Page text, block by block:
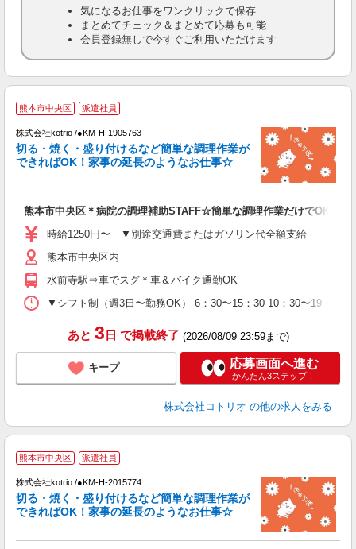
気になるお仕事をワンクリックで保存
まとめてチェック＆まとめて応募も可能
会員登録無しで今すぐご利用いただけます
熊本市中央区 派遣社員
株式会社kotrio /●KM-H-1905763
切る・焼く・盛り付けるなど簡単な調理作業が
できればOK！家事の延長のようなお仕事☆
熊本市中央区＊病院の調理補助STAFF☆簡単な調理作業だけでOK♪
時給1250円〜 ▼別途交通費またはガソリン代全額支給
熊本市中央区内
水前寺駅⇒車でスグ＊車＆バイク通勤OK
▼シフト制（週3日〜勤務OK） 6：30〜15：30 10：30〜19：30
あと 3 日 で掲載終了 (2026/08/09 23:59まで)
キープ 応募画面へ進む
かんたん3ステップ！
株式会社コトリオ の他の求人をみる
熊本市中央区 派遣社員
株式会社kotrio /●KM-H-2015774
切る・焼く・盛り付けるなど簡単な調理作業が
できればOK！家事の延長のようなお仕事☆